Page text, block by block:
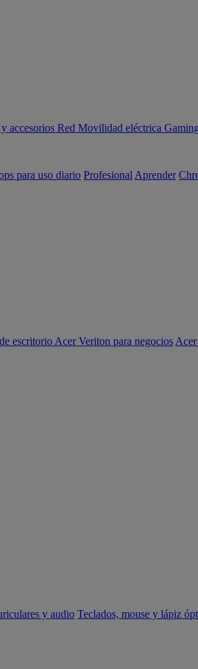
accesorios Red Movilidad eléctrica
para uso diario Profesional Aprender
escritorio Acer Veriton para negocios
y audio Teclados, mouse y lápiz